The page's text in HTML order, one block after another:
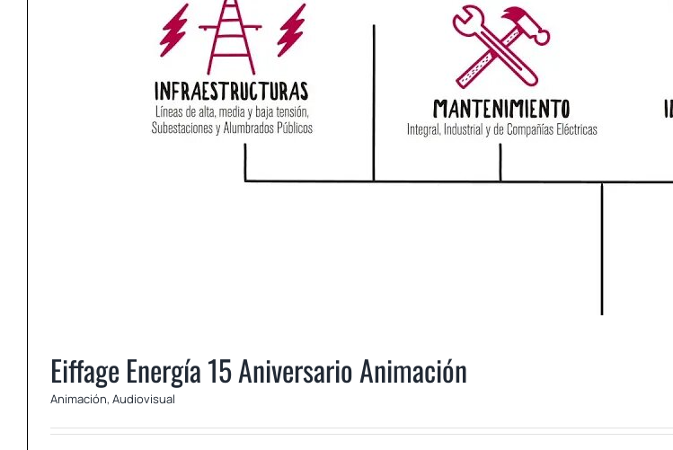
Eiffage Energía 15 Aniversario Animación
Animación, Audiovisual